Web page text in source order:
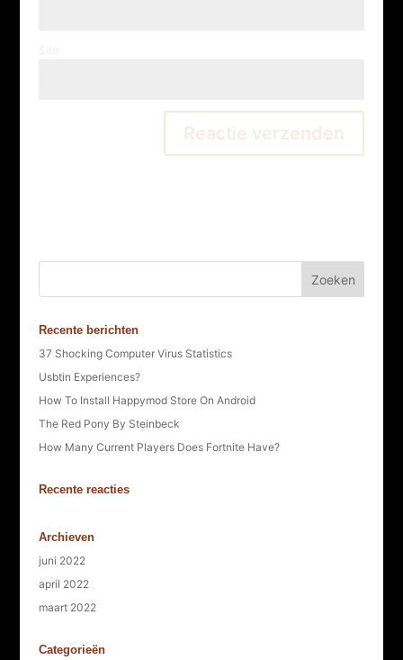
Site
Recente berichten
37 Shocking Computer Virus Statistics
Usbtin Experiences?
How To Install Happymod Store On Android
The Red Pony By Steinbeck
How Many Current Players Does Fortnite Have?
Recente reacties
Archieven
juni 2022
april 2022
maart 2022
Categorieën